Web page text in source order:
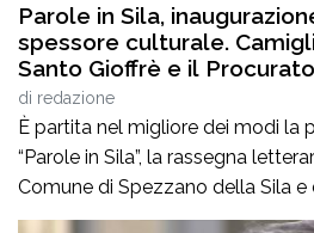
Parole in Sila,
spessore culturale.
Santo Gioffrè e il
Stefano Musolino
di redazione
È partita nel migliore dei modi la
“Parole in Sila”, la rassegna
Comune di Spezzano della Sila
Pasquale Motta, che fino al 19